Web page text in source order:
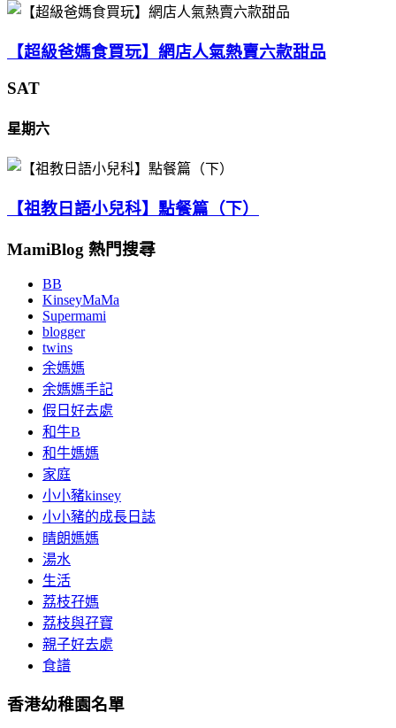
【超級爸媽食買玩】網店人氣熱賣六款甜品
SAT
星期六
【祖教日語小兒科】點餐篇（下）
MamiBlog 熱門搜尋
BB
KinseyMaMa
Supermami
blogger
twins
余媽媽
余媽媽手記
假日好去處
和牛B
和牛媽媽
家庭
小小豬kinsey
小小豬的成長日誌
晴朗媽媽
湯水
生活
荔枝孖媽
荔枝與孖寶
親子好去處
食譜
香港幼稚園名單